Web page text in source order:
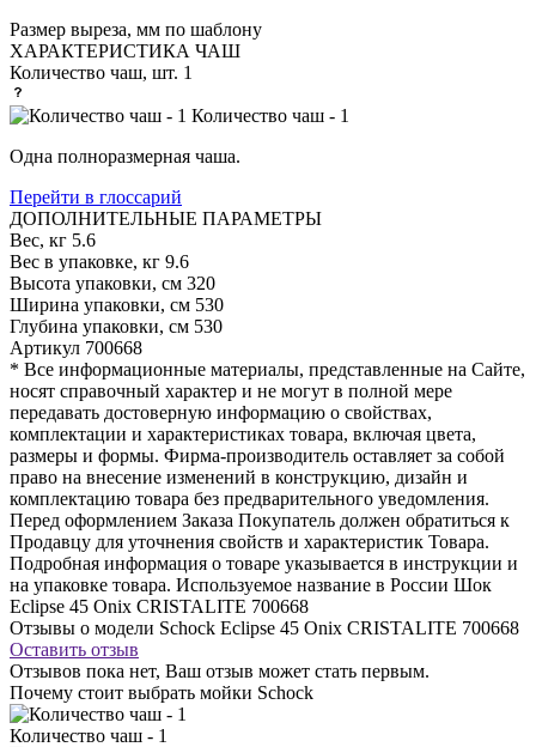
Размер выреза, мм по шаблону
ХАРАКТЕРИСТИКА ЧАШ
Количество чаш, шт. 1
Количество чаш - 1
Одна полноразмерная чаша.
Перейти в глоссарий
ДОПОЛНИТЕЛЬНЫЕ ПАРАМЕТРЫ
Вес, кг 5.6
Вес в упаковке, кг 9.6
Высота упаковки, см 320
Ширина упаковки, см 530
Глубина упаковки, см 530
Артикул 700668
* Все информационные материалы, представленные на Сайте,
носят справочный характер и не могут в полной мере
передавать достоверную информацию о свойствах,
комплектации и характеристиках товара, включая цвета,
размеры и формы. Фирма-производитель оставляет за собой
право на внесение изменений в конструкцию, дизайн и
комплектацию товара без предварительного уведомления.
Перед оформлением Заказа Покупатель должен обратиться к
Продавцу для уточнения свойств и характеристик Товара.
Подробная информация о товаре указывается в инструкции и
на упаковке товара. Используемое название в России Шок
Eclipse 45 Onix CRISTALITE 700668
Отзывы о модели Schock Eclipse 45 Onix CRISTALITE 700668
Оставить отзыв
Отзывов пока нет, Ваш отзыв может стать первым.
Почему стоит выбрать мойки Schock
Количество чаш - 1